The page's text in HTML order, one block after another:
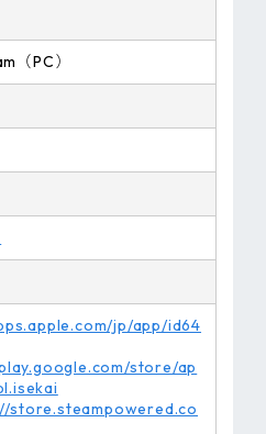
（PC）
jp/app/id64
store/ap
store.steampowered.co